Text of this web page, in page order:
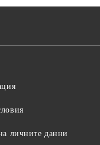
личните данни